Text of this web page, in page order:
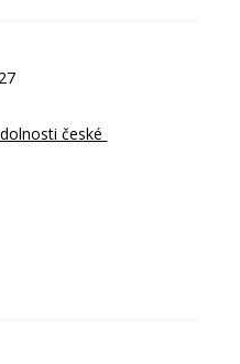
české